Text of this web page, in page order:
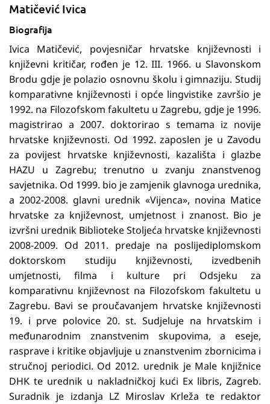
Matičević Ivica
Biografija
Ivica Matičević, povjesničar hrvatske književnosti i
književni kritičar, rođen je 12. III. 1966. u Slavonskom
Brodu gdje je polazio osnovnu školu i gimnaziju. Studij
komparativne književnosti i opće lingvistike završio je
1992. na Filozofskom fakultetu u Zagrebu, gdje je 1996.
magistrirao a 2007. doktorirao s temama iz novije
hrvatske književnosti. Od 1992. zaposlen je u Zavodu
za povijest hrvatske književnosti, kazališta i glazbe
HAZU u Zagrebu; trenutno u zvanju znanstvenog
savjetnika. Od 1999. bio je zamjenik glavnoga urednika,
a 2002-2008. glavni urednik «Vijenca», novina Matice
hrvatske za književnost, umjetnost i znanost. Bio je
izvršni urednik Biblioteke Stoljeća hrvatske književnosti
2008-2009. Od 2011. predaje na poslijediplomskom
doktorskom studiju književnosti, izvedbenih
umjetnosti, filma i kulture pri Odsjeku za
komparativnu književnost na Filozofskom fakultetu u
Zagrebu. Bavi se proučavanjem hrvatske književnosti
19. i prve polovice 20. st. Sudjeluje na hrvatskim i
međunarodnim znanstvenim skupovima, a eseje,
rasprave i kritike objavljuje u znanstvenim zbornicima i
stručnoj periodici. Od 2012. urednik je Male knjižnice
DHK te urednik u nakladničkoj kući Ex libris, Zagreb.
Suradnik je izdanja LZ Miroslav Krleža te redaktor